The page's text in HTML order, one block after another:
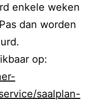
enkele weken
dan worden
op:
saalplan-